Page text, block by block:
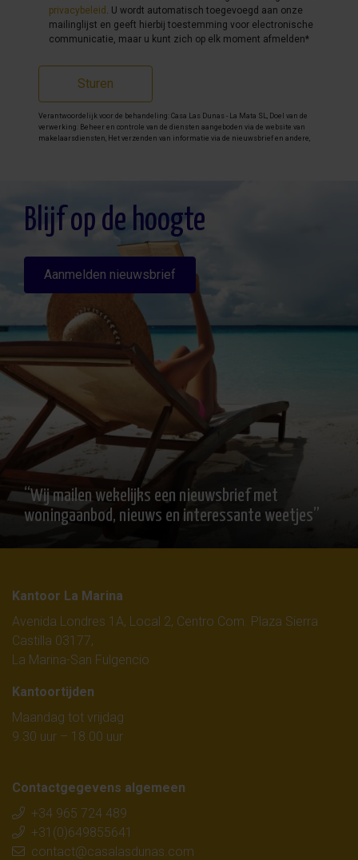
privacybeleid
. U wordt automatisch toegevoegd aan onze
mailinglijst en geeft hierbij toestemming voor electronische
communicatie, maar u kunt zich op elk moment afmelden*
Sturen
Verantwoordelijk voor de behandeling: Casa Las Dunas - La Mata SL, Doel van de
verwerking: Beheer en controle van de diensten aangeboden via de website van
makelaarsdiensten, Het verzenden van informatie via de nieuwsbrief en andere,
gedetailleerde informatie over gegevensbescherming kan
geraadpleegd
Blijf op de hoogte
Aanmelden nieuwsbrief
“Wij mailen wekelijks een nieuwsbrief met
woningaanbod, nieuws en interessante weetjes”
Kantoor La Marina
Avenida Londres 1A, Local 2, Centro Com. Plaza Sierra
Castilla 03177,
La Marina-San Fulgencio
Kantoortijden
Maandag tot vrijdag
9.30 uur – 18.00 uur
Contactgegevens algemeen
+34 965 724 489
+31(0)649855641
contact@casalasdunas.com